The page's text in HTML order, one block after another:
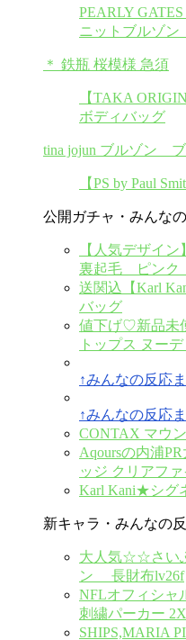
PEARLY
ニットブルゾ
＊ 鉄瓶 桜模様 急須
【TAKA
ボディバッグ
tina jojun ブルゾン
【PS by Paul
公開ガチャ・みんな
【人気デザイ
裏起毛 ピン
送関込【Karl
バッグ
値下げ♡新品未
トップス ヌー
↑みんなの反応
↑みんなの反応
CONTAX マウ
Aqoursの内浦
ッジ クリアフ
Karl Kani★シグ
新キャラ・みんなの
大人気☆☆さい
ン 長財布lv26f
NFLオフィシャ
刺繍パーカー
SHIPS,MARIA